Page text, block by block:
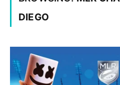
DIEGO